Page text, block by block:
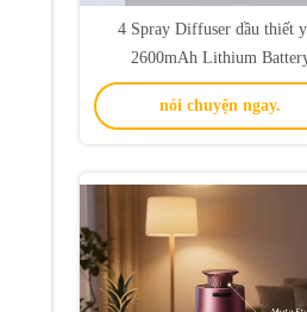
4 Spray Diffuser dầu thiết
2600mAh Lithium
Aromatherapy Diffuser cho
nói chuyện ngay.